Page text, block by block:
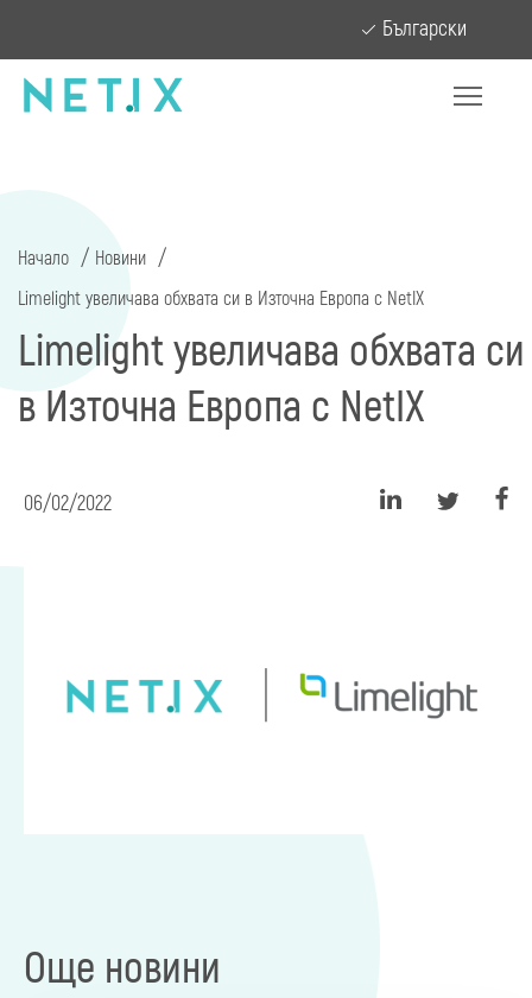
Български
Начало
Новини
Limelight увеличава обхвата си в Източна Европа с NetIX
Limelight увеличава обхвата си
в Източна Европа с NetIX
06/02/2022
Още новини